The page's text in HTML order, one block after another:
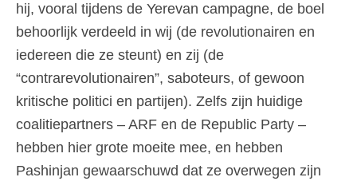
hij, vooral tijdens de Yerevan campagne, de boel
behoorlijk verdeeld in wij (de revolutionairen en
iedereen die ze steunt) en zij (de
“contrarevolutionairen”, saboteurs, of gewoon
kritische politici en partijen). Zelfs zijn huidige
coalitiepartners – ARF en de Republic Party –
hebben hier grote moeite mee, en hebben
Pashinjan gewaarschuwd dat ze overwegen zijn